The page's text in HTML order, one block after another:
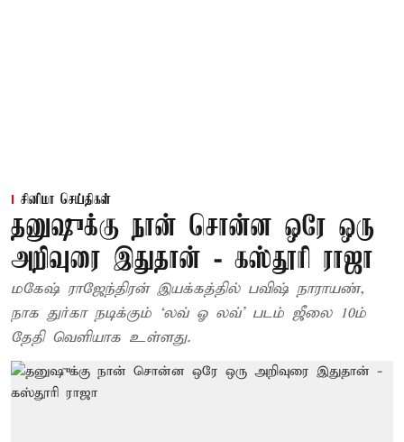
சினிமா செய்திகள்
தனுஷுக்கு நான் சொன்ன ஒரே ஒரு
அறிவுரை இதுதான் - கஸ்தூரி ராஜா
மகேஷ் ராஜேந்திரன் இயக்கத்தில் பவிஷ் நாராயண்,
நாக துர்கா நடிக்கும் ‘லவ் ஓ லவ்’ படம் ஜீலை 10ம்
தேதி வெளியாக உள்ளது.